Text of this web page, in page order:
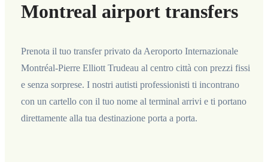
Montreal airport transfers
Prenota il tuo transfer privato da Aeroporto Internazionale
Montréal-Pierre Elliott Trudeau al centro città con prezzi fissi
e senza sorprese. I nostri autisti professionisti ti incontrano
con un cartello con il tuo nome al terminal arrivi e ti portano
direttamente alla tua destinazione porta a porta.